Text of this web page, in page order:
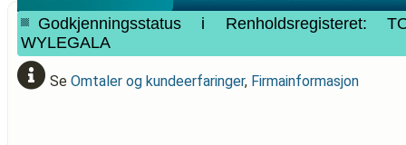
Godkjenningsstatus i Renholdsregisteret:
WYLEGALA
Se Omtaler og kundeerfaringer, Firmainformasjon